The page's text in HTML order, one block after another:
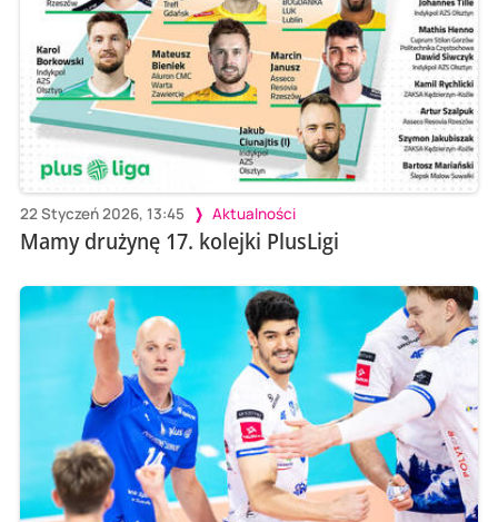
22 Styczeń 2026, 13:45 Aktualności
Mamy drużynę 17. kolejki PlusLigi